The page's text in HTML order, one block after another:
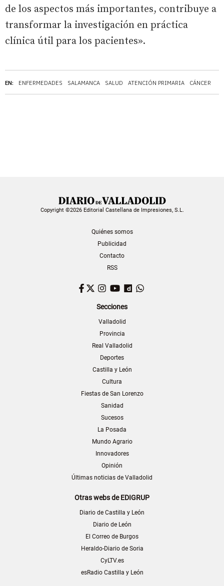
EN: ENFERMEDADES SALAMANCA SALUD ATENCIÓN PRIMARIA CÁNCER
de los aspectos más importantes, contribuye a
transformar la investigación en práctica
clínica útil para los pacientes».
Copyright ©2026 Editorial Castellana de Impresiones, S.L.
Quiénes somos
Publicidad
Contacto
RSS
Facebook
TwitterInstagram
YouTubeDailymotion
Secciones
Valladolid
Provincia
Real Valladolid
Deportes
Castilla y León
Cultura
Fiestas de San Lorenzo
Sanidad
Sucesos
La Posada
Mundo Agrario
Innovadores
Opinión
Últimas noticias de Valladolid
Otras webs de EDIGRUP
Diario de Castilla y León
Diario de León
El Correo de Burgos
Heraldo-Diario de Soria
CyLTV.es
esRadio Castilla y León